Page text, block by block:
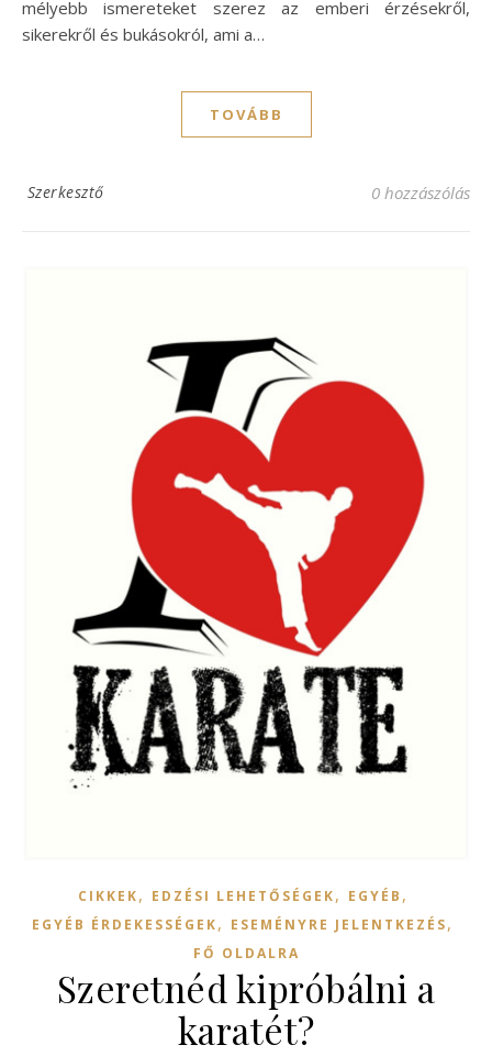
mélyebb ismereteket szerez az emberi érzésekről,
sikerekről és bukásokról, ami a…
TOVÁBB
Szerkesztő 0 hozzászólás
CIKKEK, EDZÉSI LEHETŐSÉGEK, EGYÉB ,
EGYÉB ÉRDEKESSÉGEK, ESEMÉNYRE JELENTKEZÉS,
FŐ OLDALRA
Szeretnéd kipróbálni a
karatét?